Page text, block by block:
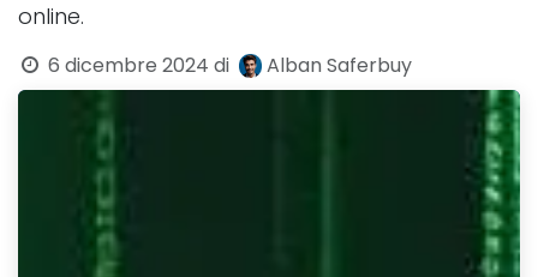
online.
6 dicembre 2024 di Alban Saferbuy